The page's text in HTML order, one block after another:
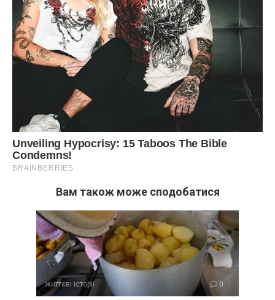
Вам також може сподобатися
життєві історії 0